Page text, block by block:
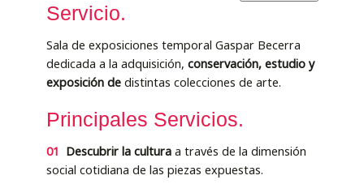
Servicio.
Sala de exposiciones temporal Gaspar Becerra
dedicada a la adquisición, conservación, estudio y
exposición de distintas colecciones de arte.
Principales Servicios.
01 Descubrir la culturaa través de la dimensión
social cotidiana de las piezas expuestas.